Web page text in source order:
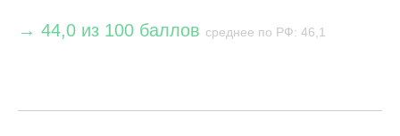
→ 44,0 из 100 баллов среднее по РФ: 46,1